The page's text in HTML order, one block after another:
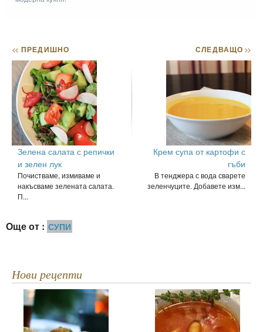
<< ПРЕДИШНО
Зелена салата с репички
и зелен лук
Почистваме, измиваме и
накъсваме зелената салата.
П...
СЛЕДВАЩО>>
Крем супа от картофи с
гъби
В тенджера с вода сварете
зеленчуците. Добавете изм...
Още от : СУПИ
Нови рецепти